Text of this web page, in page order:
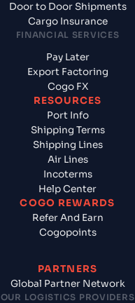
Door to Door Shipments
Cargo Insurance
FINANCIAL SERVICES
Pay Later
Export Factoring
Cogo FX
RESOURCES
Port Info
Shipping Terms
Shipping Lines
Air Lines
Incoterms
Help Center
COGO REWARDS
Refer And Earn
Cogopoints
PARTNERS
Global Partner Network
OUR LOGISTICS PROVIDERS